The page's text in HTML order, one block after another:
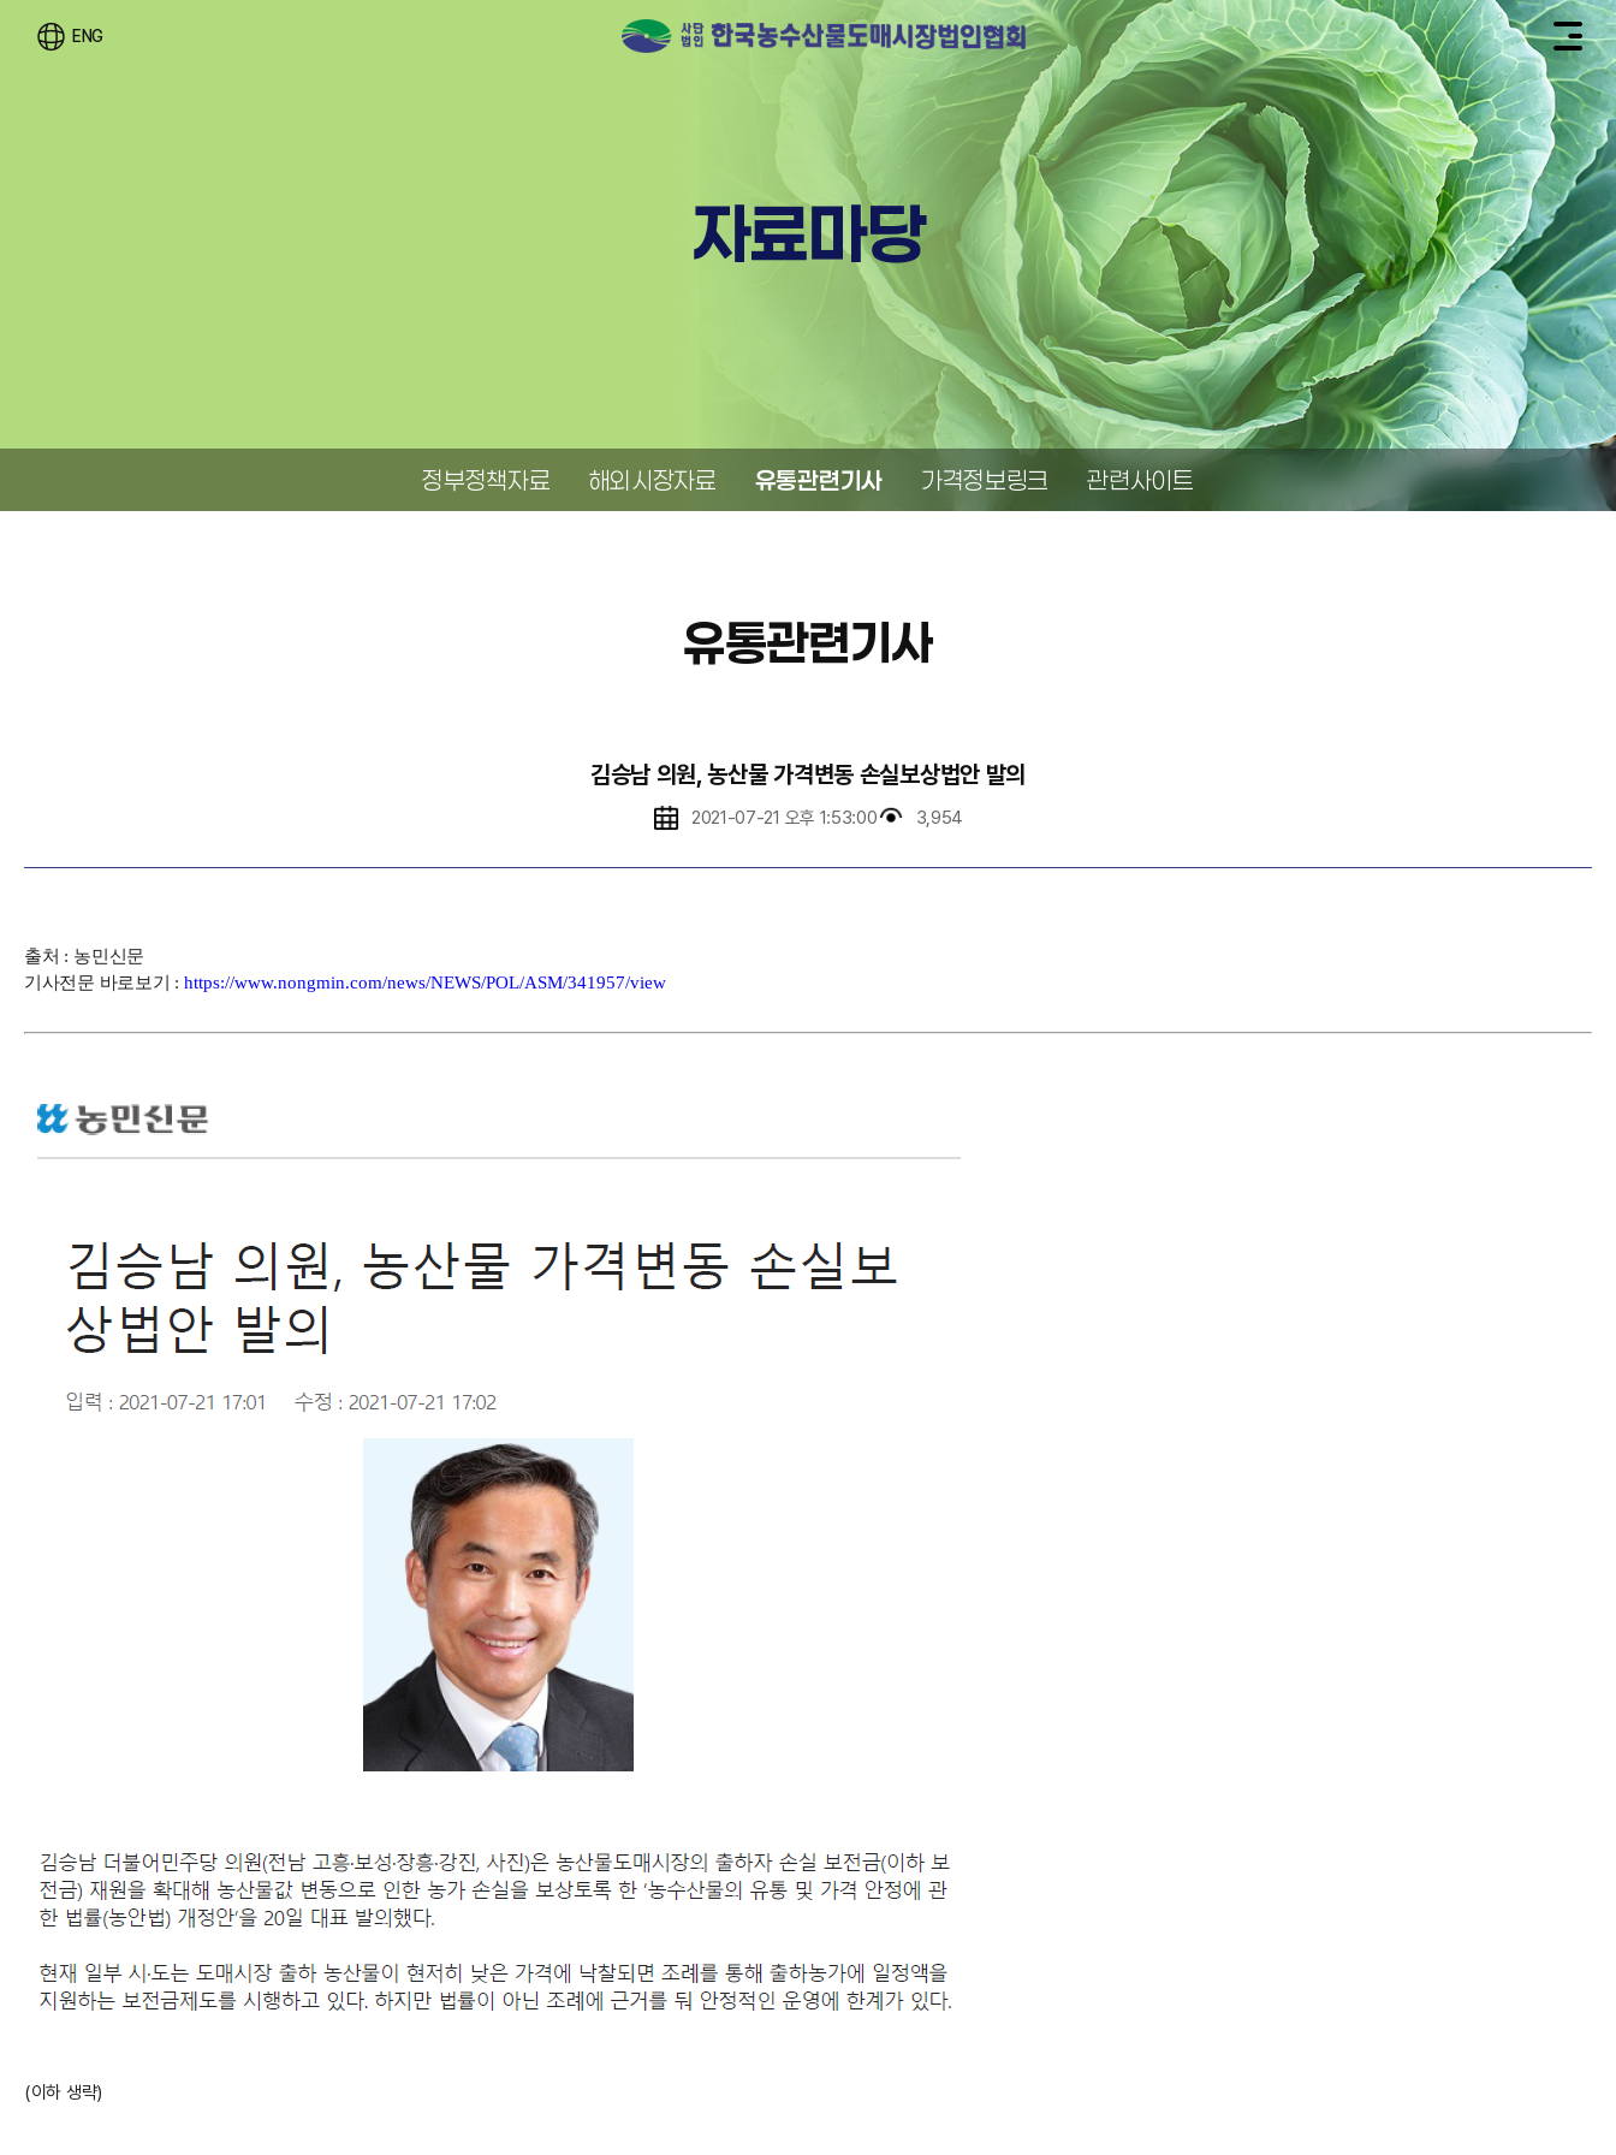
ENG
자료마당
정부정책자료 해외시장자료 유통관련기사 가격정보링크 관련사이트
유통관련기사
김승남 의원, 농산물 가격변동 손실보상법안 발의
2021-07-21 오후 1:53:00 3,954
출처 : 농민신문
기사전문 바로보기 : https://www.nongmin.com/news/NEWS/POL/ASM/341957/view
(이하 생략)